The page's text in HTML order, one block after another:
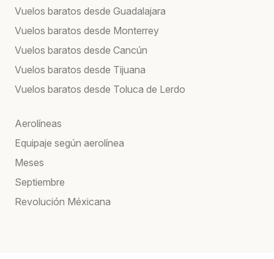
Vuelos baratos desde Guadalajara
Vuelos baratos desde Monterrey
Vuelos baratos desde Cancún
Vuelos baratos desde Tijuana
Vuelos baratos desde Toluca de Lerdo
Aerolíneas
Equipaje según aerolínea
Meses
Septiembre
Revolución Méxicana